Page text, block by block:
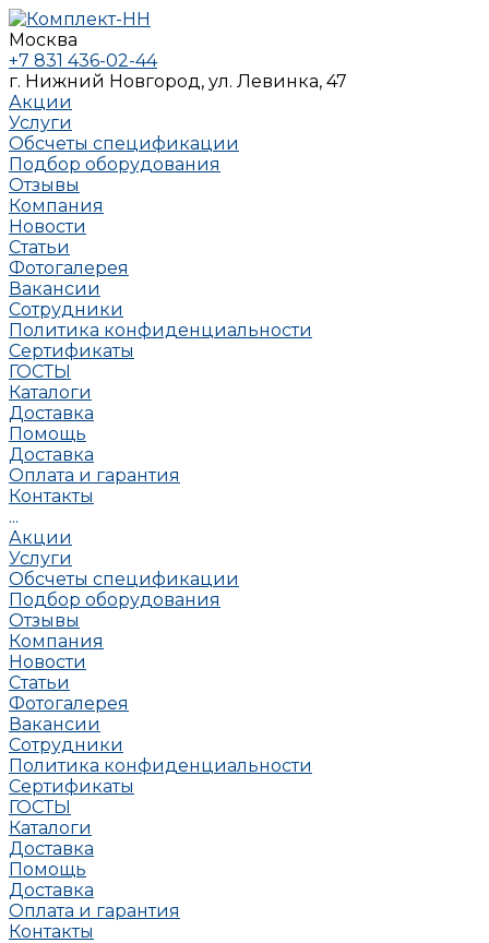
Москва
+7 831 436-02-44
г. Нижний Новгород, ул. Левинка, 47
Акции
Услуги
Обсчеты спецификации
Подбор оборудования
Отзывы
Компания
Новости
Статьи
Фотогалерея
Вакансии
Сотрудники
Политика конфиденциальности
Сертификаты
ГОСТЫ
Каталоги
Доставка
Помощь
Доставка
Оплата и гарантия
Контакты
...
Акции
Услуги
Обсчеты спецификации
Подбор оборудования
Отзывы
Компания
Новости
Статьи
Фотогалерея
Вакансии
Сотрудники
Политика конфиденциальности
Сертификаты
ГОСТЫ
Каталоги
Доставка
Помощь
Доставка
Оплата и гарантия
Контакты